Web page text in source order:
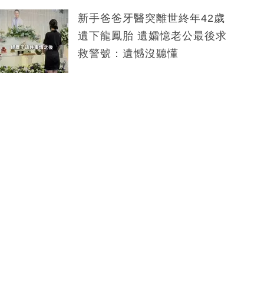
新手爸爸牙醫突離世終年42歲
遺下龍鳳胎 遺孀憶老公最後求
救警號：遺憾沒聽懂